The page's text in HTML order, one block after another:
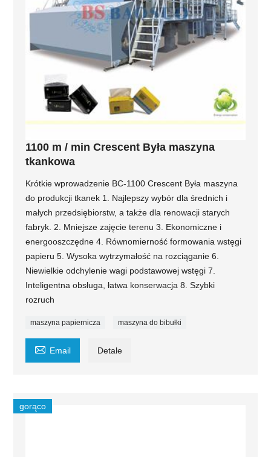
1100 m / min Crescent Była maszyna
tkankowa
Krótkie wprowadzenie BC-1100 Crescent Była maszyna
do produkcji tkanek 1. Najlepszy wybór dla średnich i
małych przedsiębiorstw, a także dla renowacji starych
fabryk. 2. Mniejsze zajęcie terenu 3. Ekonomiczne i
energooszczędne 4. Równomierność formowania wstęgi
papieru 5. Wysoka wytrzymałość na rozciąganie 6.
Niewielkie odchylenie wagi podstawowej wstęgi 7.
Inteligentna obsługa, łatwa konserwacja 8. Szybki
rozruch
maszyna papiernicza maszyna do bibułki
 Email Detale
gorąco